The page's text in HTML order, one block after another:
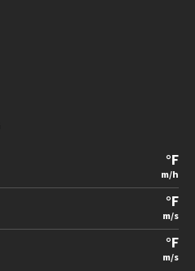
°F
m/h
°F
m/s
°F
m/s